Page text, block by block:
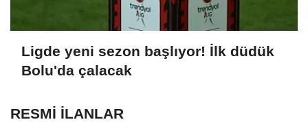
Ligde yeni sezon başlıyor! İlk düdük
Bolu'da çalacak
RESMİ İLANLAR